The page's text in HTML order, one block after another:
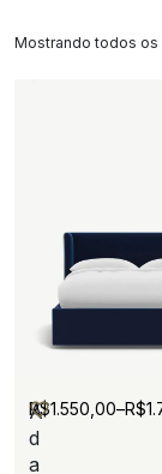
A
d
a
R$1.550,00–R$
Mostrando todos os